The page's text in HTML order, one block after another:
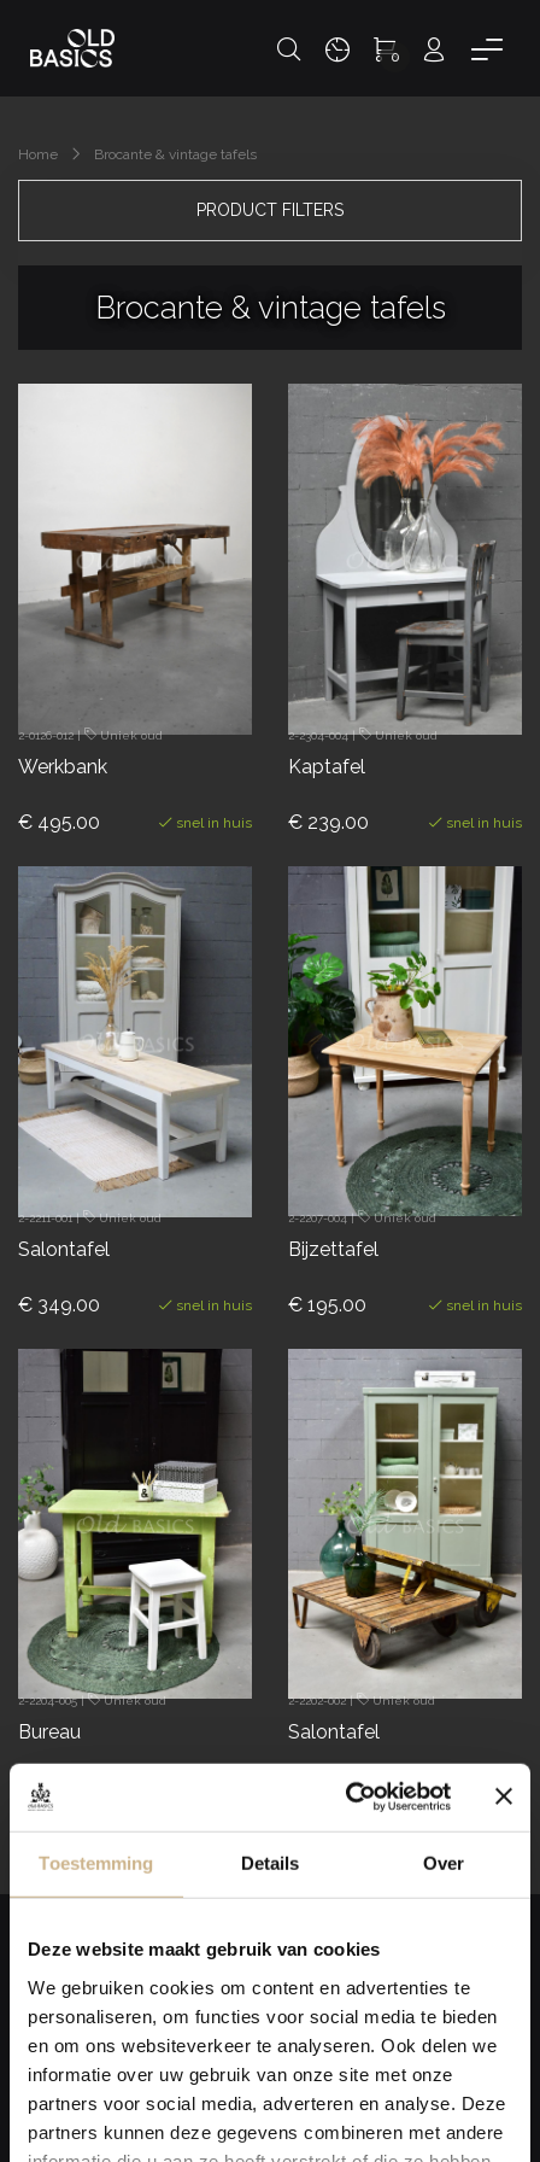
Toestemming Details Over
Deze website maakt gebruik van cookies
We gebruiken cookies om content en advertenties te
personaliseren, om functies voor social media te bieden
en om ons websiteverkeer te analyseren. Ook delen we
informatie over uw gebruik van onze site met onze
partners voor social media, adverteren en analyse. Deze
partners kunnen deze gegevens combineren met andere
0
Home Brocante & vintage tafels
PRODUCT FILTERS
Brocante & vintage tafels
2-0126-012| Uniek oud
Werkbank
€ 495.00 snel in huis
2-2304-004| Uniek oud
Kaptafel
€ 239.00 snel in huis
2-2211-001| Uniek oud
Salontafel
€ 349.00 snel in huis
2-2207-004| Uniek oud
Bijzettafel
€ 195.00 snel in huis
2-2204-005| Uniek oud
Bureau
€ 219.00
2-2202-002| Uniek oud
Salontafel
€ 195.00 snel in huis
6van 6 producten
BROCANTE & VINTAGE TAFELS
Hou je van tafels met een doorleefde uitstraling? Old BASICS
heeft een mooi en divers assortiment unieke vintage tafels!
Landelijke enbrocante tafels, maar ook vintage tafels in
industriële of Scandinavische stijl. Je vind naast grote en kleine
brocante eettafelsvoor je keuken of woonkamer, decoratieve
sidetables ookbrocante salontafelsen bijzettafels!